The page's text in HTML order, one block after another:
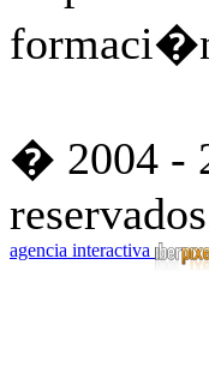
� 2004 -
agencia interactiva